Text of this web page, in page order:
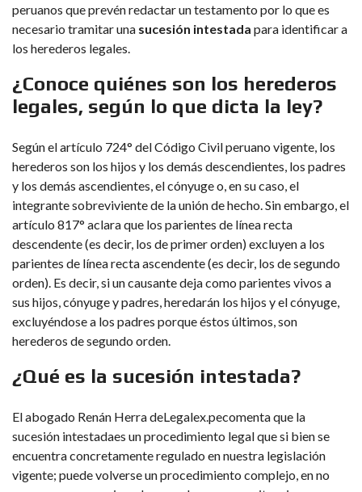
peruanos que prevén redactar un testamento por lo que es
necesario tramitar una sucesión intestada para identificar a
los herederos legales.
¿Conoce quiénes son los herederos
legales, según lo que dicta la ley?
Según el artículo 724° del Código Civil peruano vigente, los
herederos son los hijos y los demás descendientes, los padres
y los demás ascendientes, el cónyuge o, en su caso, el
integrante sobreviviente de la unión de hecho. Sin embargo, el
artículo 817° aclara que los parientes de línea recta
descendente (es decir, los de primer orden) excluyen a los
parientes de línea recta ascendente (es decir, los de segundo
orden). Es decir, si un causante deja como parientes vivos a
sus hijos, cónyuge y padres, heredarán los hijos y el cónyuge,
excluyéndose a los padres porque éstos últimos, son
herederos de segundo orden.
¿Qué es la sucesión intestada?
El abogado Renán Herra deLegalex.pecomenta que la
sucesión intestadaes un procedimiento legal que si bien se
encuentra concretamente regulado en nuestra legislación
vigente; puede volverse un procedimiento complejo, en no